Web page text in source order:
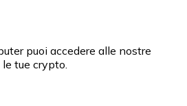
puoi accedere alle nostre
tue crypto.